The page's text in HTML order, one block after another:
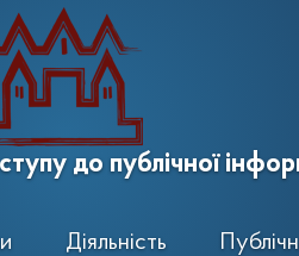
до публічної
Діяльність